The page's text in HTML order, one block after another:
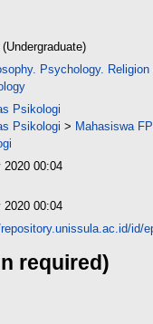
Psychology. Religion
Psikologi
Psikologi > Mahasiswa
2020 00:04
2020 00:04
id/
required)